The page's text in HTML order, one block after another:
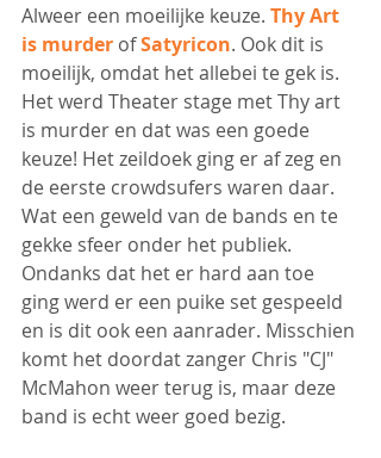
Alweer een moeilijke keuze. Thy Art
is murder of Satyricon. Ook dit is
moeilijk, omdat het allebei te gek is.
Het werd Theater stage met Thy art
is murder en dat was een goede
keuze! Het zeildoek ging er af zeg en
de eerste crowdsufers waren daar.
Wat een geweld van de bands en te
gekke sfeer onder het publiek.
Ondanks dat het er hard aan toe
ging werd er een puike set gespeeld
en is dit ook een aanrader. Misschien
komt het doordat zanger Chris "CJ"
McMahon weer terug is, maar deze
band is echt weer goed bezig.